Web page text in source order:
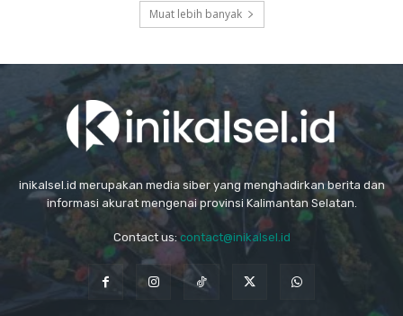
Muat lebih banyak
inikalsel.id merupakan media siber yang menghadirkan berita dan
informasi akurat mengenai provinsi Kalimantan Selatan.
Contact us:contact@inikalsel.id